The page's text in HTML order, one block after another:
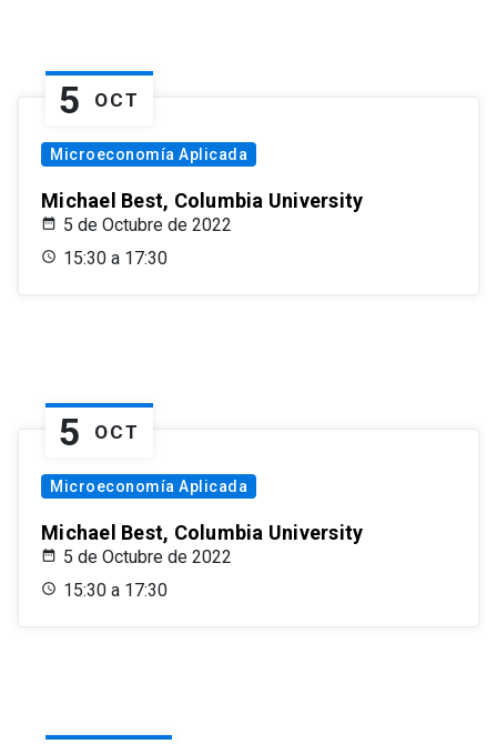
5 OCT
Microeconomía Aplicada
Michael Best, Columbia University
5 de Octubre de 2022
15:30 a 17:30
5 OCT
Microeconomía Aplicada
Michael Best, Columbia University
5 de Octubre de 2022
15:30 a 17:30